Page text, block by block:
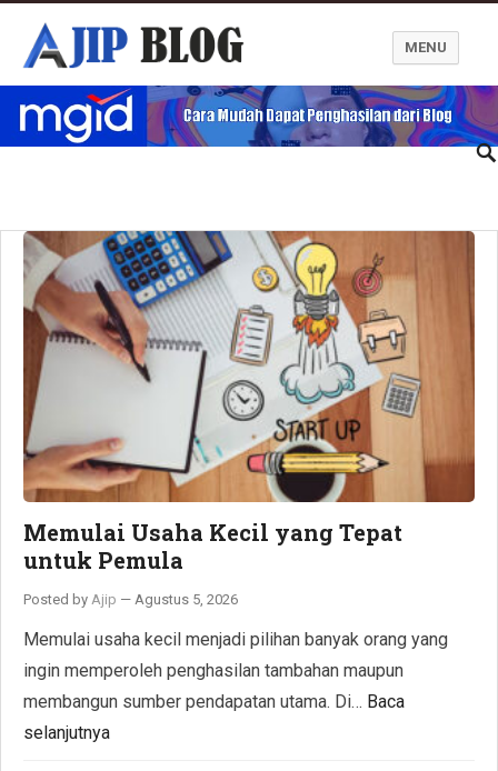
Ajip Blog
MENU
Memulai Usaha Kecil yang Tepat
untuk Pemula
Posted by Ajip — Agustus 5, 2026
Memulai usaha kecil menjadi pilihan banyak orang yang
ingin memperoleh penghasilan tambahan maupun
membangun sumber pendapatan utama. Di… Baca
selanjutnya